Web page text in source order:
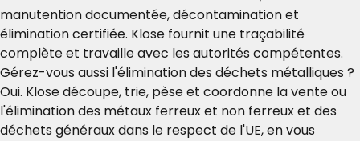
manutention documentée, décontamination et
élimination certifiée. Klose fournit une traçabilité
complète et travaille avec les autorités compétentes.
Gérez-vous aussi l'élimination des déchets métalliques ?
Oui. Klose découpe, trie, pèse et coordonne la vente ou
l'élimination des métaux ferreux et non ferreux et des
déchets généraux dans le respect de l'UE, en vous